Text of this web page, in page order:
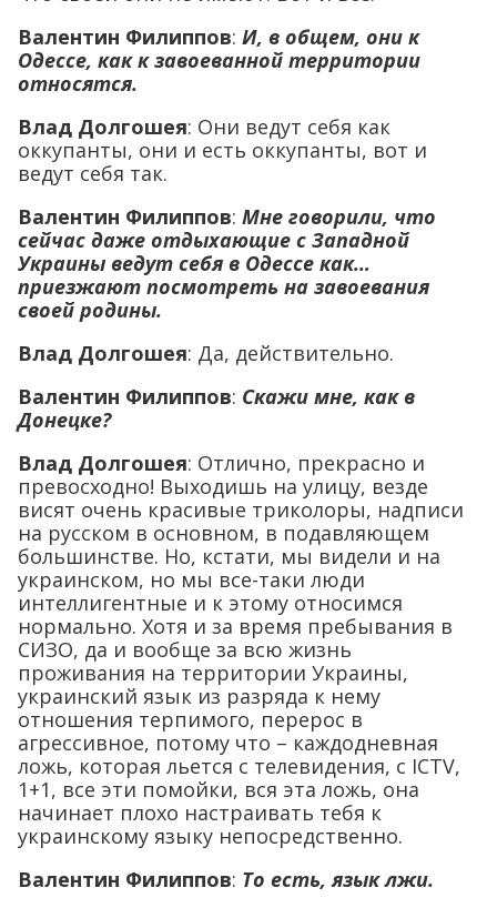
Валентин Филиппов: И, в общем, они к
Одессе, как к завоеванной территории
относятся.
Влад Долгошея: Они ведут себя как
оккупанты, они и есть оккупанты, вот и
ведут себя так.
Валентин Филиппов: Мне говорили, что
сейчас даже отдыхающие с Западной
Украины ведут себя в Одессе как…
приезжают посмотреть на завоевания
своей родины.
Влад Долгошея: Да, действительно.
Валентин Филиппов: Скажи мне, как в
Донецке?
Влад Долгошея: Отлично, прекрасно и
превосходно! Выходишь на улицу, везде
висят очень красивые триколоры, надписи
на русском в основном, в подавляющем
большинстве. Но, кстати, мы видели и на
украинском, но мы все-таки люди
интеллигентные и к этому относимся
нормально. Хотя и за время пребывания в
СИЗО, да и вообще за всю жизнь
проживания на территории Украины,
украинский язык из разряда к нему
отношения терпимого, перерос в
агрессивное, потому что – каждодневная
ложь, которая льется с телевидения, с ICTV,
1+1, все эти помойки, вся эта ложь, она
начинает плохо настраивать тебя к
украинскому языку непосредственно.
Валентин Филиппов: То есть, язык лжи.